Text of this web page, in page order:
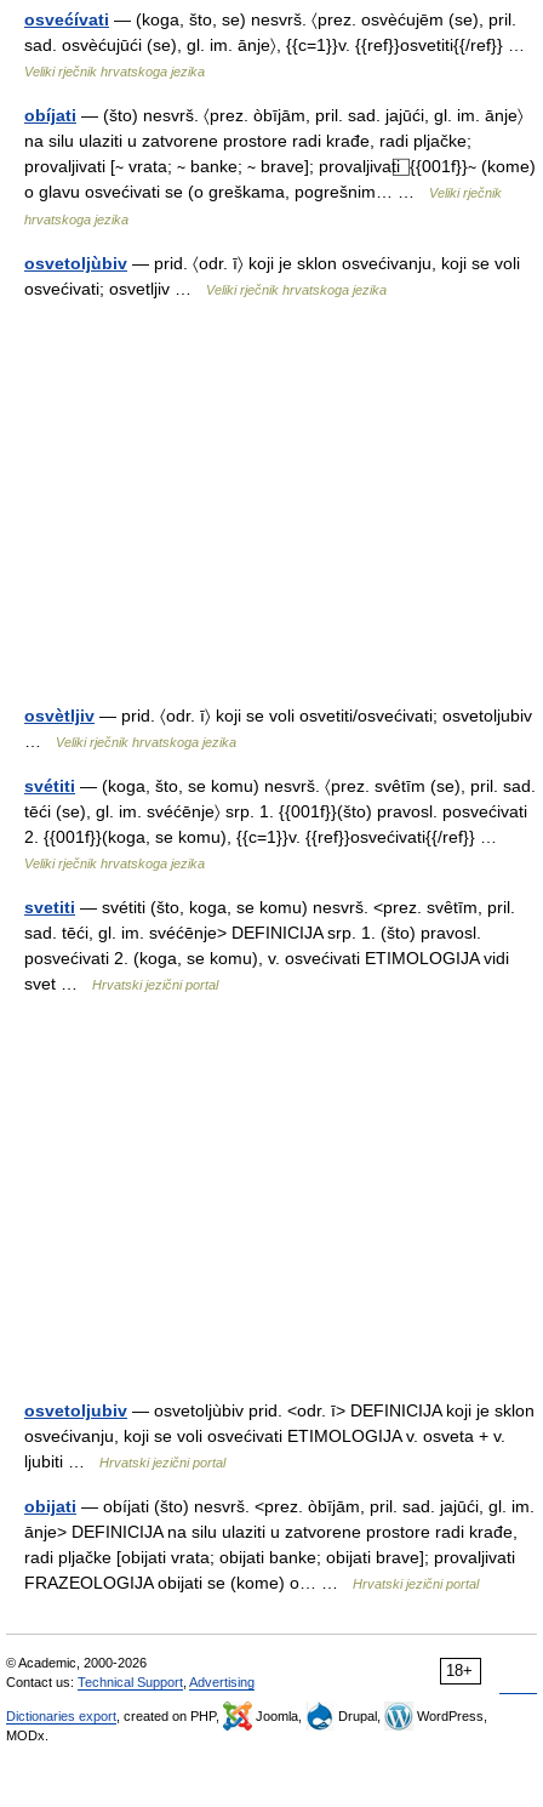
osvećívati — (koga, što, se) nesvrš. 〈prez. osvèćujēm (se), pril.
sad. osvèćujūći (se), gl. im. ānje〉, {{c=1}}v. {{ref}}osvetiti{{/ref}} …
Veliki rječnik hrvatskoga jezika
obíjati — (što) nesvrš. 〈prez. òbījām, pril. sad. jajūći, gl. im. ānje〉
na silu ulaziti u zatvorene prostore radi krađe, radi pljačke;
provaljivati [∼ vrata; ∼ banke; ∼ brave]; provaljivati ⃞ {{001f}}∼ (kome)
o glavu osvećivati se (o greškama, pogrešnim… …
Veliki rječnik
hrvatskoga jezika
osvetoljùbiv — prid. 〈odr. ī〉 koji je sklon osvećivanju, koji se voli
osvećivati; osvetljiv …
Veliki rječnik hrvatskoga jezika
osvètljiv — prid. 〈odr. ī〉 koji se voli osvetiti/osvećivati; osvetoljubiv
Veliki rječnik hrvatskoga jezika
svétiti — (koga, što, se komu) nesvrš. 〈prez. svêtīm (se), pril. sad.
tēći (se), gl. im. svéćēnje〉 srp. 1. {{001f}}(što) pravosl. posvećivati
2. {{001f}}(koga, se komu), {{c=1}}v. {{ref}}osvećivati{{/ref}} …
Veliki rječnik hrvatskoga jezika
svetiti — svétiti (što, koga, se komu) nesvrš. <prez. svȇtīm, pril.
sad. tēći, gl. im. svéćēnje> DEFINICIJA srp. 1. (što) pravosl.
posvećivati 2. (koga, se komu), v. osvećivati ETIMOLOGIJA vidi
svet …
Hrvatski jezični portal
osvetoljubiv — osvetoljùbiv prid. <odr. ī> DEFINICIJA koji je sklon
osvećivanju, koji se voli osvećivati ETIMOLOGIJA v. osveta + v.
ljubiti …
Hrvatski jezični portal
obijati — obíjati (što) nesvrš. <prez. òbījām, pril. sad. jajūći, gl. im.
ānje> DEFINICIJA na silu ulaziti u zatvorene prostore radi krađe,
radi pljačke [obijati vrata; obijati banke; obijati brave]; provaljivati
FRAZEOLOGIJA obijati se (kome) o… …
Hrvatski jezični portal
18+
© Academic, 2000-2026
Contact us: Technical Support Advertising
Dictionaries export , created on PHP, Joomla, Drupal,
WordPress,
MODx.